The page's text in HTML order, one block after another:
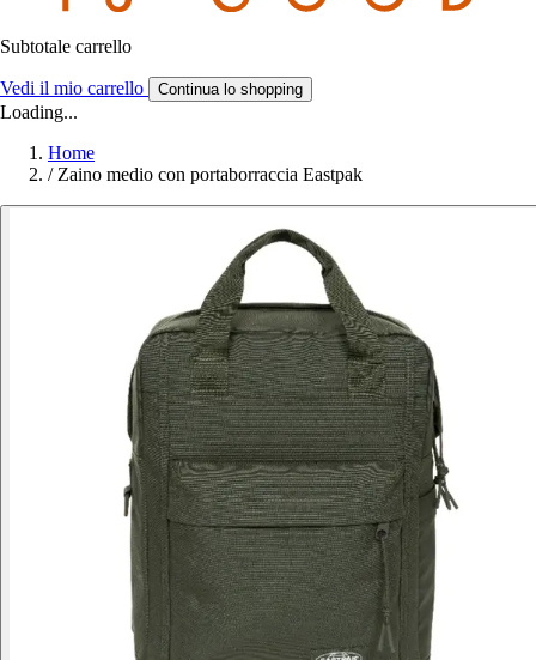
Subtotale carrello
Vedi il mio carrello Continua lo shopping
Loading...
Home
/ Zaino medio con portaborraccia Eastpak